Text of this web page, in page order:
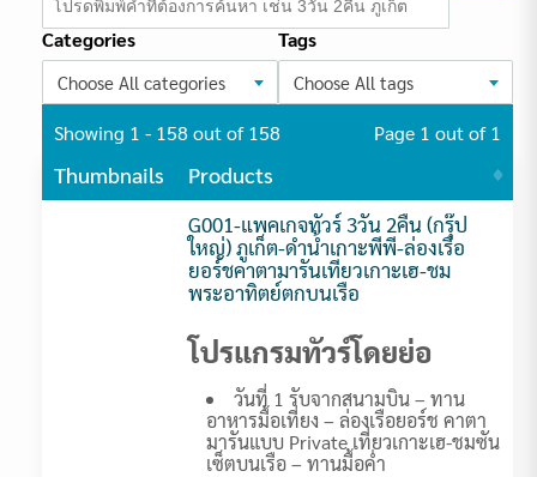
Categories
Choose All categories
Tags
Choose All tags
Showing 1 - 158 out of 158 Page 1 out of 1
Thumbnails Products
G001-แพคเกจทัวร์ 3วัน 2คืน (กรุ๊ป
ใหญ่) ภูเก็ต-ดำน้ำเกาะพีพี-ล่องเรือ
ยอร์ชคาตามารันเที่ยวเกาะเฮ-ชม
พระอาทิตย์ตกบนเรือ
โปรแกรมทัวร์โดยย่อ
วันที่ 1 รับจากสนามบิน – ทาน
อาหารมื้อเที่ยง – ล่องเรือยอร์ช คาตา
มารันแบบ Private เที่ยวเกาะเฮ-ชมซัน
เซ็ตบนเรือ – ทานมื้อค่ำ